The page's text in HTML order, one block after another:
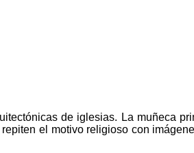
de iglesias. La muñeca
el motivo religioso con